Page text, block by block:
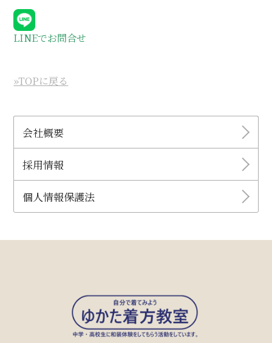
LINEでお問合せ
»TOPに戻る
会社概要
採用情報
個人情報保護法